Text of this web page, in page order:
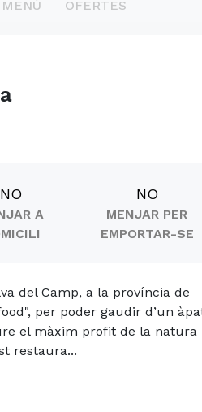
MENÚ OFERTES
NO
A
NO
MENJAR PER
EMPORTAR-SE
del Camp, a la província de
per poder gaudir d’un
el màxim profit de la natura
restaura...